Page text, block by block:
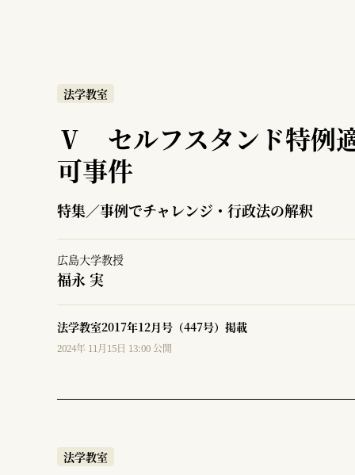
法学教室
Ⅴ セルフスタンド特例
可事件
特集／事例でチャレンジ・行政法の解釈
広島大学教授
福永 実
法学教室2017年12月号（447号）掲載
2024年 11月15日 13:00 公開
法学教室